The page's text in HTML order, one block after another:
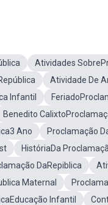
Atividades
Atividade De
Infantil
Benedito
Ano
Proclamação
HistóriaDa
DaRepiblica
Maternal
Infantil